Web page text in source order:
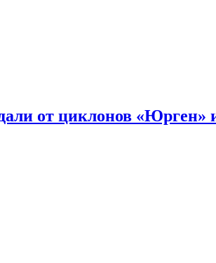
от циклонов «Юрген»